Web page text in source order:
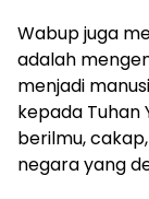
Wabup juga
adalah
menjadi
kepada Tuhan
berilmu,
negara yang